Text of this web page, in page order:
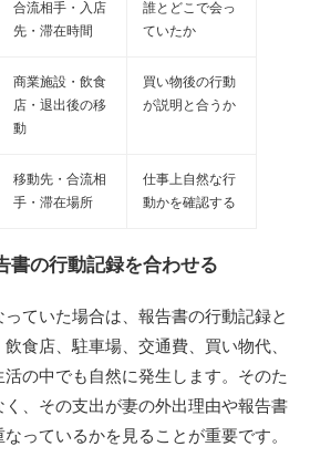
合流相手・入店
先・滞在時間
誰とどこで会っ
ていたか
商業施設・飲食
店・退出後の移
動
買い物後の行動
が説明と合うか
移動先・合流相
手・滞在場所
仕事上自然な行
動かを確認する
書の行動記録を合わせる
ていた場合は、報告書の行動記録と
食店、駐車場、交通費、買い物代、
の中でも自然に発生します。そのた
、その支出が妻の外出理由や報告書
っているかを見ることが重要です。